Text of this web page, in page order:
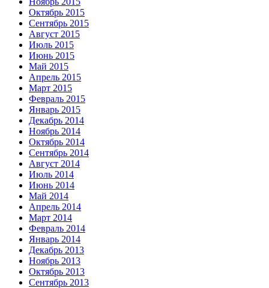
Октябрь 2015
Сентябрь 2015
Август 2015
Июль 2015
Июнь 2015
Май 2015
Апрель 2015
Март 2015
Февраль 2015
Январь 2015
Декабрь 2014
Ноябрь 2014
Октябрь 2014
Сентябрь 2014
Август 2014
Июль 2014
Июнь 2014
Май 2014
Апрель 2014
Март 2014
Февраль 2014
Январь 2014
Декабрь 2013
Ноябрь 2013
Октябрь 2013
Сентябрь 2013